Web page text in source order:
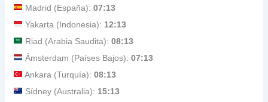
Madrid (España):07:13
Yakarta (Indonesia): 12:13
Riad (Arabia Saudita):08:13
Ámsterdam (Países Bajos):07:13
Ankara (Turquía):08:13
Sídney (Australia): 15:13